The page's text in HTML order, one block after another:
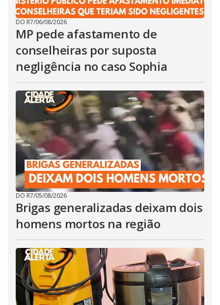
DO R7/06/08/2026
MP pede afastamento de
conselheiras por suposta
negligência no caso Sophia
DO R7/05/08/2026
Brigas generalizadas deixam dois
homens mortos na região